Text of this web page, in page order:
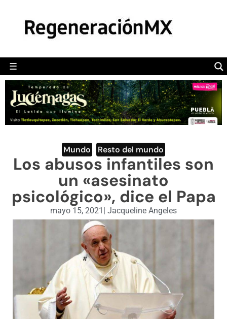
☰
POLÍTICA
CAMALEÓN
OPINIÓN
DEPORTES
ENGLISH SECTION
VIDEOS
Mundo Resto del mundo
Los abusos infantiles son
un «asesinato
psicológico», dice el Papa
mayo 15, 2021 | Jacqueline Angeles